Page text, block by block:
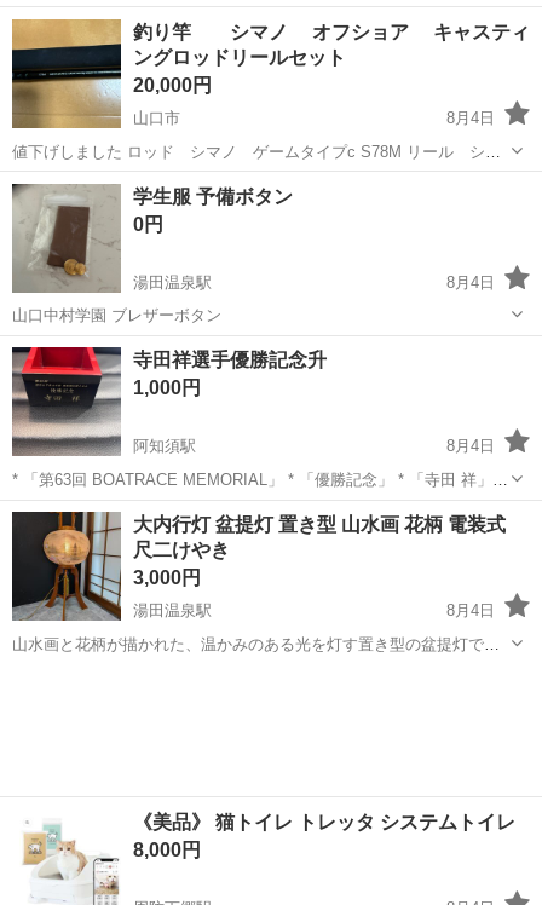
ステンレスです 🔴天板1500x450、高さ790前後調整可能 🔴棚あり 多
少のスレ・よごれあり、現状渡しです 【天板の下に横1列引出しが付
山口 山口市 その他
釣り竿 シマノ オフショア キャスティ
ングロッドリールセット
20,000円
山口市
8月4日
値下げしました ロッド シマノ ゲームタイプc S78M リール シマ
ノ 08バイオマスター8000PG 使用感ありますがスペアで持って行
ってたので使用は少ないです。
山口 山口市 その他 ロッド
学生服 予備ボタン
0円
湯田温泉駅
8月4日
山口中村学園 ブレザーボタン
山口 山口市 湯田温泉駅 その他
寺田祥選手優勝記念升
1,000円
阿知須駅
8月4日
* 「第63回 BOATRACE MEMORIAL」 * 「優勝記念」 * 「寺田 祥」
約８✖️８の高さ5センチです ボートレースメモリアル優勝記念の特製升
で、日本酒を飲む升としても使えますし、記念品・コレクションとし
山口 山口市 阿知須駅 その他
大内行灯 盆提灯 置き型 山水画 花柄 電装式
尺二けやき
3,000円
湯田温泉駅
8月4日
山水画と花柄が描かれた、温かみのある光を灯す置き型の盆提灯で
《美品》 猫トイレ トレッタ システムトイレ
8,000円